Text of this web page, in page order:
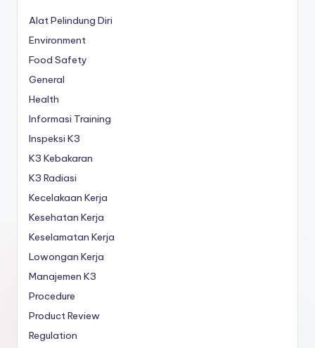
Alat Pelindung Diri
Environment
Food Safety
General
Health
Informasi Training
Inspeksi K3
K3 Kebakaran
K3 Radiasi
Kecelakaan Kerja
Kesehatan Kerja
Keselamatan Kerja
Lowongan Kerja
Manajemen K3
Procedure
Product Review
Regulation